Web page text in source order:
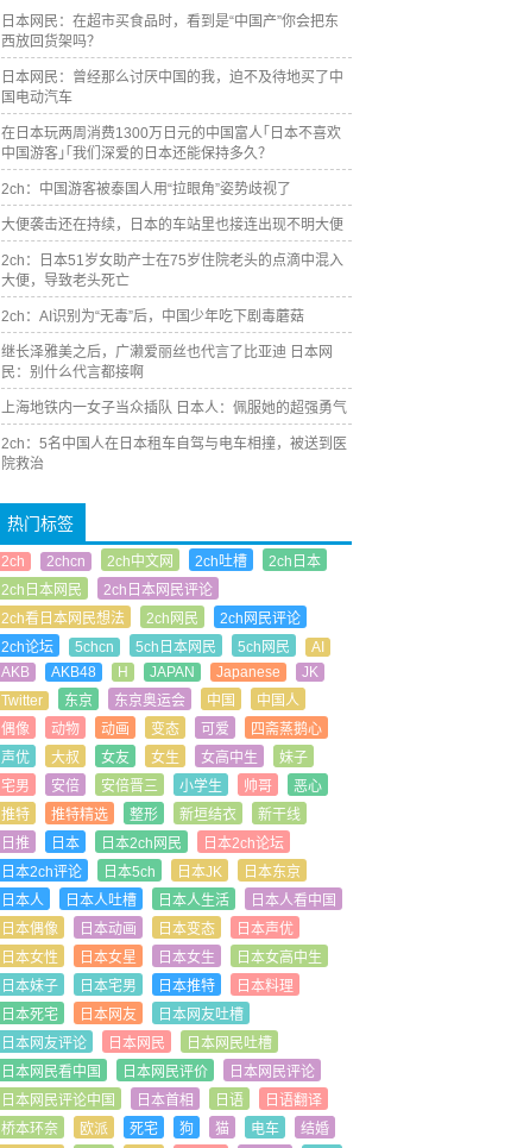
日本网民：在超市买食品时，看到是“中国产”你会把东
西放回货架吗？
日本网民：曾经那么讨厌中国的我，迫不及待地买了中
国电动汽车
在日本玩两周消费1300万日元的中国富人｢日本不喜欢
中国游客｣｢我们深爱的日本还能保持多久？
2ch：中国游客被泰国人用“拉眼角”姿势歧视了
大便袭击还在持续，日本的车站里也接连出现不明大便
2ch：日本51岁女助产士在75岁住院老头的点滴中混入
大便，导致老头死亡
2ch：AI识别为“无毒”后，中国少年吃下剧毒蘑菇
继长泽雅美之后，广濑爱丽丝也代言了比亚迪 日本网
民：别什么代言都接啊
上海地铁内一女子当众插队 日本人：佩服她的超强勇气
2ch：5名中国人在日本租车自驾与电车相撞，被送到医
院救治
热门标签
2ch 2chcn 2ch中文网 2ch吐槽
2ch日本
2ch日本网民
2ch日本网民评论
2ch看日本网民想法
2ch网民
2ch网民评论
2ch论坛
5chcn 5ch日本网民 5ch网民
AI
AKB
AKB48 H JAPAN Japanese
JK
Twitter
东京 东京奥运会 中国
中国人
偶像
动物 动画 变态 可爱
四斋蒸鹅心
声优
大叔 女友 女生 女高中生
妹子
宅男
安倍 安倍晋三 小学生 帅哥
恶心
推特
推特精选 整形 新垣结衣
新干线
日推
日本 日本2ch网民
日本2ch论坛
日本2ch评论
日本5ch 日本JK
日本东京
日本人
日本人吐槽 日本人生活
日本人看中国
日本偶像
日本动画 日本变态
日本声优
日本女性
日本女星 日本女生
日本女高中生
日本妹子
日本宅男 日本推特
日本料理
日本死宅
日本网友
日本网友吐槽
日本网友评论
日本网民
日本网民吐槽
日本网民看中国
日本网民评价
日本网民评论
日本网民评论中国
日本首相 日语
日语翻译
桥本环奈
欧派 死宅 狗 猫 电车
结婚